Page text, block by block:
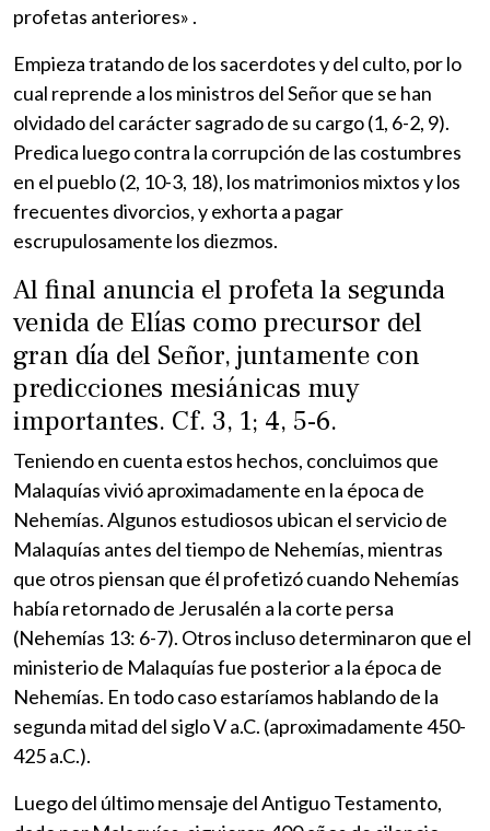
profetas anteriores» .
Empieza tratando de los sacerdotes y del culto, por lo
cual reprende a los ministros del Señor que se han
olvidado del carácter sagrado de su cargo (1, 6-2, 9).
Predica luego contra la corrupción de las costumbres
en el pueblo (2, 10-3, 18), los matrimonios mixtos y los
frecuentes divorcios, y exhorta a pagar
escrupulosamente los diezmos.
Al final anuncia el profeta la segunda
venida de Elías como precursor del
gran día del Señor, juntamente con
predicciones mesiánicas muy
importantes. Cf. 3, 1; 4, 5-6.
Teniendo en cuenta estos hechos, concluimos que
Malaquías vivió aproximadamente en la época de
Nehemías. Algunos estudiosos ubican el servicio de
Malaquías antes del tiempo de Nehemías, mientras
que otros piensan que él profetizó cuando Nehemías
había retornado de Jerusalén a la corte persa
(Nehemías 13: 6-7). Otros incluso determinaron que el
ministerio de Malaquías fue posterior a la época de
Nehemías. En todo caso estaríamos hablando de la
segunda mitad del siglo V a.C. (aproximadamente 450-
425 a.C.).
Luego del último mensaje del Antiguo Testamento,